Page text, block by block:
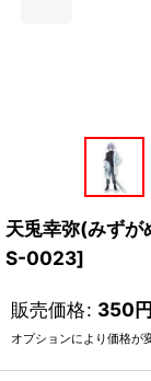
天兎幸弥(みず
S-0023]
販売価格: 350円
オプションにより価格が